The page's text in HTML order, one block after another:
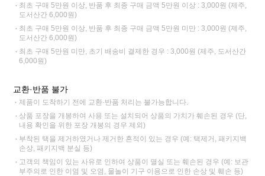
최초 구매 5만원 이상, 반품 후 최종 구매 금액 5만원 이상 : 3,000원 (제주,
도서산간 6,000원)
최초 구매 5만원 이상, 반품 후 최종 구매 금액 5만원 미만 : 3,000원 (제주,
도서산간 6,000원)
최초 구매 5만원 미만, 초기 배송비 결제한 경우 : 3,000원 (제주, 도서산간
6,000원)
교환·반품 불가
제품이 도착하기 전에 교환·반품 처리는 불가능합니다.
상품 포장을 개봉하여 사용 또는 설치되어 상품의 가치가 훼손된 경우 (단,
내용 확인을 위한 포장 개봉의 경우 제외)
부착된 택을 제거하였거나 제거한 흔적이 있는 경우 (예: 택제거, 패키지백
손상, 패키지백 분실 등)
고객의 책임이 있는 사유로 인하여 상품이 멸실 또는 훼손된 경우 (예: 보관
부주의로 인한 이염 및 오염, 물놀이 기구 이용으로 인한 손상 및 훼손 등)